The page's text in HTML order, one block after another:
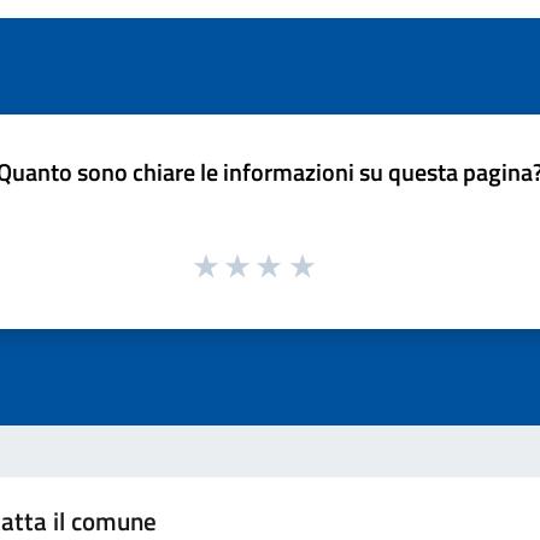
sono chiare le informazioni su questa
il comune